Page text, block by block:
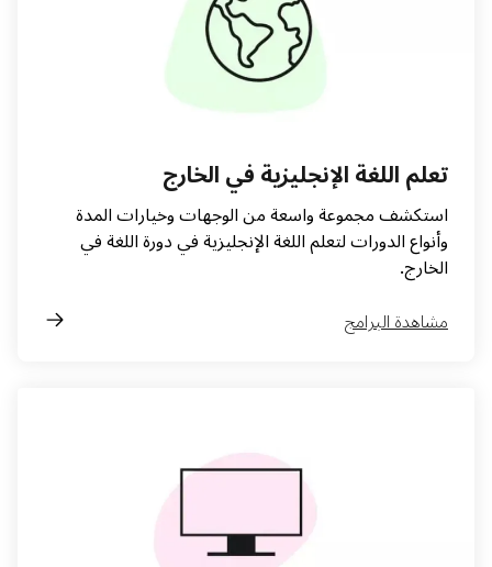
تعلم اللغة الإنجليزية في الخارج
استكشف مجموعة واسعة من الوجهات وخيارات المدة
وأنواع الدورات لتعلم اللغة الإنجليزية في دورة اللغة في
الخارج.
مشاهدة البرامج